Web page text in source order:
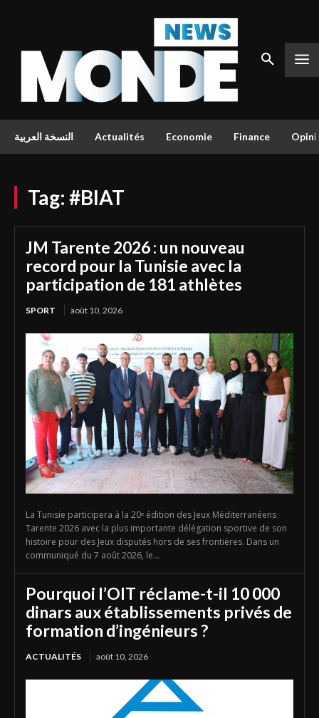
النسخة العربية Actualités Economie Finance
Tag: #BIAT
JM Tarente 2026 : un nouveau
record pour la Tunisie avec la
participation de 181 athlètes
SPORT août 10, 2026
La Tunisie participera à la 20ᵉ édition des Jeux Méditerranéens
Tarente 2026 avec la plus importante délégation sportive de son
histoire pour des Jeux disputés hors de ses frontières. Dans un
communiqué du 7 août 2026, le...
Pourquoi l’OIT réclame-t-il 10 000
dinars aux établissements privés de
formation d’ingénieurs ?
ACTUALITÉS août 10, 2026